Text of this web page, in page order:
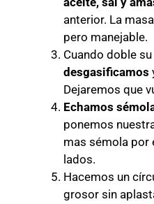
anterior. La
pero manejable.
Cuando doble
desgasificamos
Dejaremos que
Echamos
ponemos
mas sémola por
lados.
Hacemos un
grosor sin